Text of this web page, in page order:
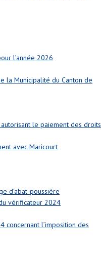
l’année 2026
la Municipalité du Canton de
le paiement des droits
avec Maricourt
d’abat-poussière
vérificateur 2024
l’imposition des